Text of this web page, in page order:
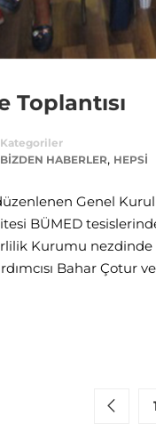
Toplantısı
Kategoriler
BIZDEN HABERLER, HEPSI
Genel Kurul
BÜMED
Kurumu nezdinde
Bahar Çotur